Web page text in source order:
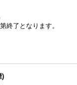
終了となります。
)